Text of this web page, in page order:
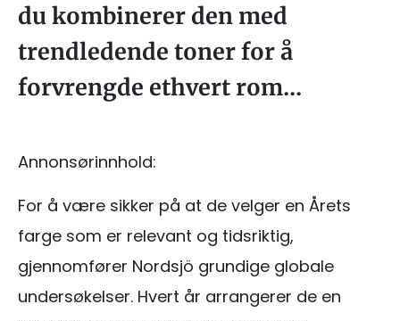
du kombinerer den med
trendledende toner for å
forvrengde ethvert rom...
Annonsørinnhold:
For å være sikker på at de velger en Årets
farge som er relevant og tidsriktig,
gjennomfører Nordsjö grundige globale
undersøkelser. Hvert år arrangerer de en